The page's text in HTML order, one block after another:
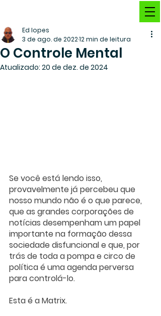
O Controle Mental
Ed lopes
3 de ago. de 202212 min de leitura
Atualizado: 20 de dez. de 2024
Se você está lendo isso,
provavelmente já percebeu que
nosso mundo não é o que parece,
que as grandes corporações de
notícias desempenham um papel
importante na formação dessa
sociedade disfuncional e que, por
trás de toda a pompa e circo de
política é uma agenda perversa
para controlá-lo.
Esta é a Matrix.